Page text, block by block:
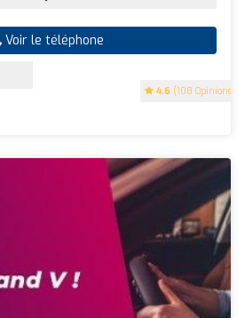
4.6 (108 Opinions)
Voir le téléphone